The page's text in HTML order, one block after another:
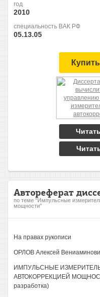
год
2010
специальность ВАК РФ
05.13.05
Автореферат
по теме "Импульсные
мощности"
На правах рукописи
ОРЛОВ Алексей
ИМПУЛЬСНЫЕ
АВТОКОРРЕКЦИЕЙ
разработка)